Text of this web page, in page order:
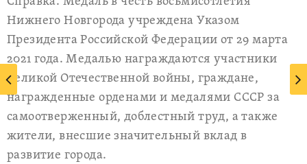
Нижнего Новгорода учреждена Указом
Президента Российской Федерации от 29 марта
2021 года. Медалью награждаются участники
Великой Отечественной войны, граждане,
награжденные орденами и медалями СССР за
самоотверженный, доблестный труд, а также
жители, внесшие значительный вклад в
развитие города.